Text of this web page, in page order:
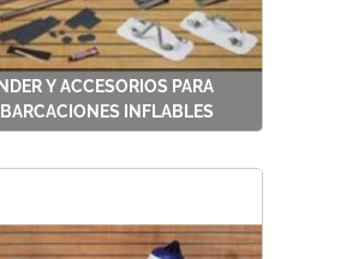
Y ACCESORIOS PARA
INFLABLES